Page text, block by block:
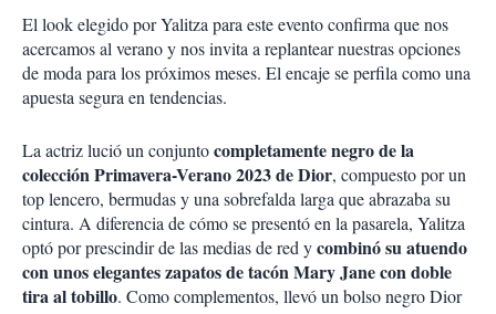
El look elegido por Yalitza para este evento confirma que nos
acercamos al verano y nos invita a replantear nuestras opciones
de moda para los próximos meses. El encaje se perfila como una
apuesta segura en tendencias.
La actriz lució un conjuntocompletamente negro de la
colección Primavera-Verano 2023 de Dior, compuesto por un
top lencero, bermudas y una sobrefalda larga que abrazaba su
cintura. A diferencia de cómo se presentó en la pasarela, Yalitza
optó por prescindir de las medias de red ycombinó su atuendo
con unos elegantes zapatos de tacón Mary Jane con doble
tira al tobillo. Como complementos, llevó un bolso negro Dior